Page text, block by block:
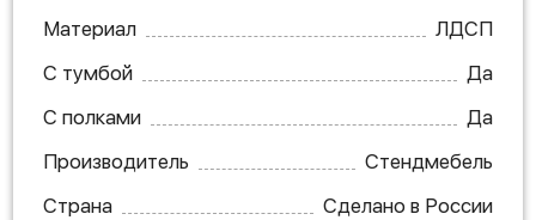
Материал
ЛДСП
С тумбой
Да
С полками
Да
Производитель
Стендмебель
Страна
Сделано в России